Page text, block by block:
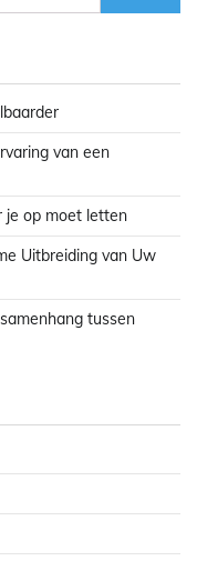
van een
je op moet letten
Uitbreiding van Uw
tussen